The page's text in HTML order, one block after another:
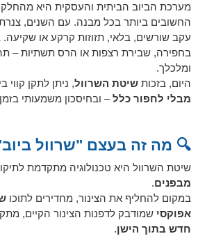
מערכת הביוב הביתית והעסקית היא
החשובים ביותר בכל מבנה. עם השנים,
עקב שורשים, בלאי, תזוזות קרקע או שקיעה.
בחפירה, שבירת רצפות או הרס תשתיות –
ומלכלך.
היום, בזכות שיטת השרוול, ניתן לתקן
מבלי לחפור כלל– ובחיסכון משמעותי
🔍 מה זה בעצם "שרוול
שיטת השרוול היא טכנולוגיה מתקדמת לתיקון
מבפנים.
במקום להחליף את הצינור, מחדירים לתוכו
אפוקסי שמודבק לדפנות הצינור הקיים,
חדש בתוך הישן.